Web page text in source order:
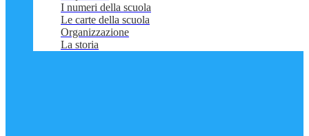
I numeri della scuola
Le carte della scuola
Organizzazione
La storia